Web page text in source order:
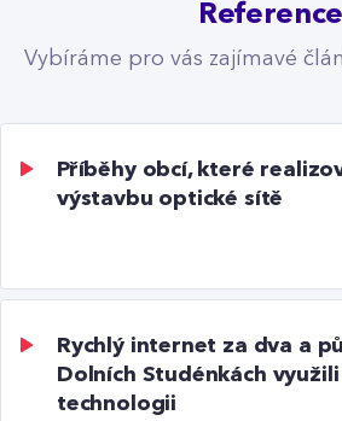
Reference
Vybíráme pro vás zajímavé
Příběhy obcí, které
výstavbu optické sítě
Rychlý internet za dva a
Dolních Studénkách
technologii